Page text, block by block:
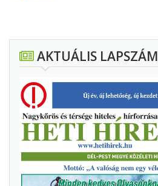
AKTUÁLIS LAPSZÁM